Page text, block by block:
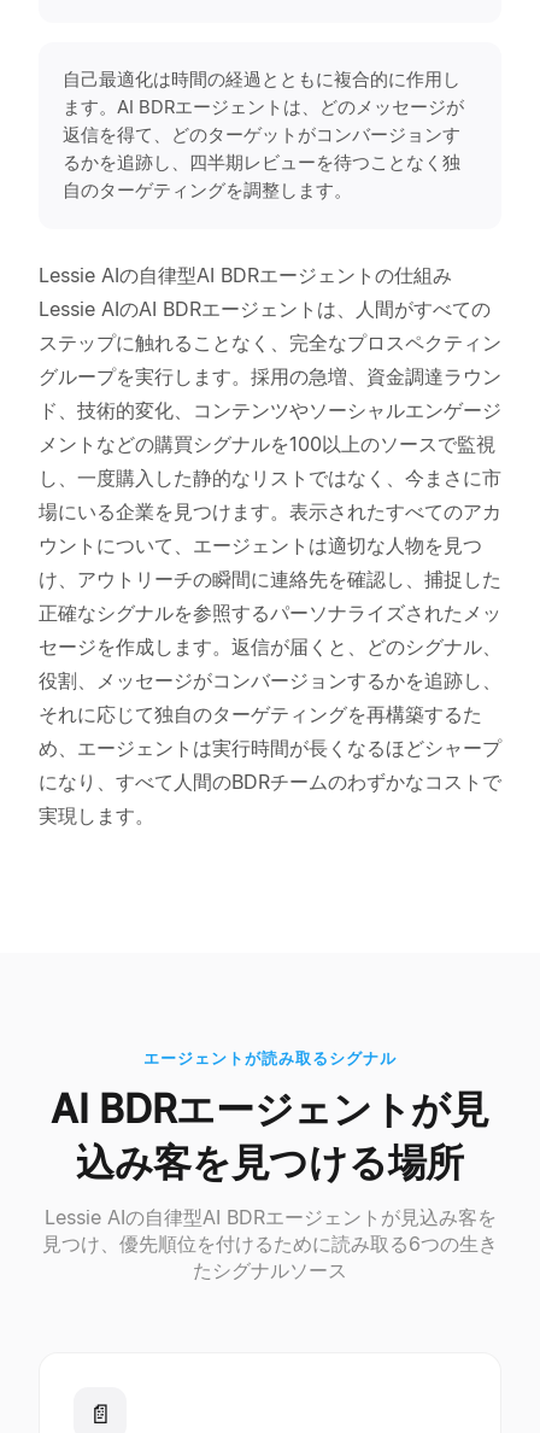
自己最適化は時間の経過とともに複合的に作用し
ます。AI BDRエージェントは、どのメッセージが
返信を得て、どのターゲットがコンバージョンす
るかを追跡し、四半期レビューを待つことなく独
自のターゲティングを調整します。
Lessie AIの自律型AI BDRエージェントの仕組み
Lessie AIのAI BDRエージェントは、人間がすべての
ステップに触れることなく、完全なプロスペクティン
グループを実行します。採用の急増、資金調達ラウン
ド、技術的変化、コンテンツやソーシャルエンゲージ
メントなどの購買シグナルを100以上のソースで監視
し、一度購入した静的なリストではなく、今まさに市
場にいる企業を見つけます。表示されたすべてのアカ
ウントについて、エージェントは適切な人物を見つ
け、アウトリーチの瞬間に連絡先を確認し、捕捉した
正確なシグナルを参照するパーソナライズされたメッ
セージを作成します。返信が届くと、どのシグナル、
役割、メッセージがコンバージョンするかを追跡し、
それに応じて独自のターゲティングを再構築するた
め、エージェントは実行時間が長くなるほどシャープ
になり、すべて人間のBDRチームのわずかなコストで
実現します。
エージェントが読み取るシグナル
AI BDRエージェントが見
込み客を見つける場所
Lessie AIの自律型AI BDRエージェントが見込み客を
見つけ、優先順位を付けるために読み取る6つの生き
たシグナルソース
📄